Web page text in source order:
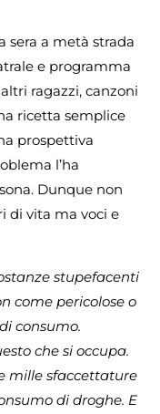
sera a metà strada
e programma
ragazzi, canzoni
ricetta semplice
prospettiva
l’ha
Dunque non
di vita ma voci e
stupefacenti
come pericolose o
consumo.
che si occupa.
mille sfaccettature
di droghe. E